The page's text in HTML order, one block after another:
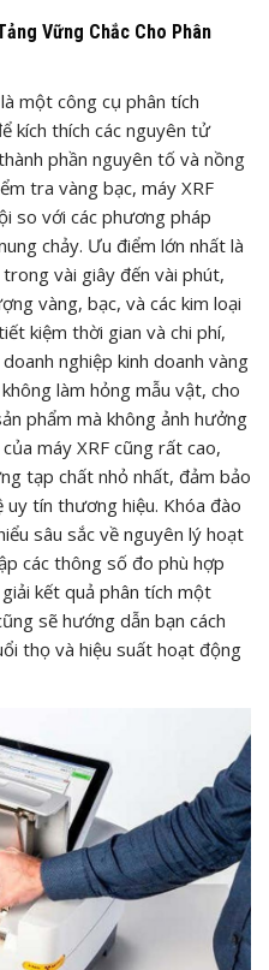
Vững Chắc Cho Phân
một công cụ phân tích
kích thích các nguyên tử
phần nguyên tố và nồng
tra vàng bạc, máy XRF
so với các phương pháp
chảy. Ưu điểm lớn nhất là
vài giây đến vài phút,
vàng, bạc, và các kim loại
kiệm thời gian và chi phí,
nghiệp kinh doanh vàng
làm hỏng mẫu vật, cho
phẩm mà không ảnh hưởng
máy XRF cũng rất cao,
tạp chất nhỏ nhất, đảm bảo
tín thương hiệu. Khóa đào
sâu sắc về nguyên lý hoạt
các thông số đo phù hợp
kết quả phân tích một
sẽ hướng dẫn bạn cách
thọ và hiệu suất hoạt động